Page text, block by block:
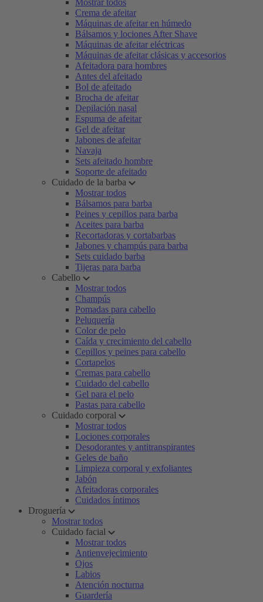
Mostrar todos
Crema de afeitar
Máquinas de afeitar en húmedo
Bálsamos y lociones After Shave
Máquinas de afeitar eléctricas
Máquinas de afeitar clásicas y accesorios
Afeitadora para hombres
Antes del afeitado
Bol de afeitado
Brocha de afeitar
Depilación nasal
Espuma de afeitar
Gel de afeitar
Jabones de afeitar
Navaja
Sets afeitado hombre
Soporte de afeitado
Cuidado de la barba
Mostrar todos
Bálsamos para barba
Peines y cepillos para barba
Aceites para barba
Recortadoras y cortabarbas
Jabones y champús para barba
Sets cuidado barba
Tijeras para barba
Cabello
Mostrar todos
Champús
Pomadas para cabello
Peluquería
Color de pelo
Caída y crecimiento del cabello
Cepillos y peines para cabello
Cortapelos
Cremas para cabello
Cuidado del cabello
Gel para el pelo
Pastas para cabello
Cuidado corporal
Mostrar todos
Lociones corporales
Desodorantes y antitranspirantes
Geles de baño
Limpieza corporal y exfoliantes
Jabón
Afeitadoras corporales
Cuidados íntimos
Droguería
Mostrar todos
Cuidado facial
Mostrar todos
Antienvejecimiento
Ojos
Labios
Atención nocturna
Guardería